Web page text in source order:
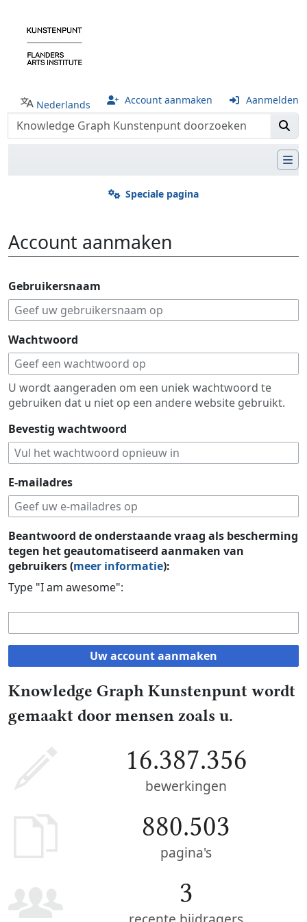
Nederlands Account aanmaken Aanmelden
Speciale pagina
Account aanmaken
Gebruikersnaam
Wachtwoord
U wordt aangeraden om een uniek wachtwoord te
gebruiken dat u niet op een andere website gebruikt.
Bevestig wachtwoord
E-mailadres
Beantwoord de onderstaande vraag als bescherming
tegen het geautomatiseerd aanmaken van
gebruikers (meer informatie):
Type "I am awesome":
Uw account aanmaken
Knowledge Graph Kunstenpunt wordt
gemaakt door mensen zoals u.
16.387.356
bewerkingen
880.503
pagina's
3